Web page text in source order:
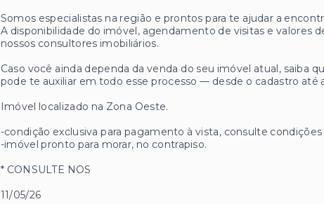
Somos especialistas na região e prontos para te ajudar a
A disponibilidade do imóvel, agendamento de visitas e
nossos consultores imobiliários.
Caso você ainda dependa da venda do seu imóvel atual, saiba
pode te auxiliar em todo esse processo — desde o cadastro até
Imóvel localizado na Zona Oeste.
-condição exclusiva para pagamento à vista, consulte
-imóvel pronto para morar, no contrapiso.
* CONSULTE NOS
11/05/26